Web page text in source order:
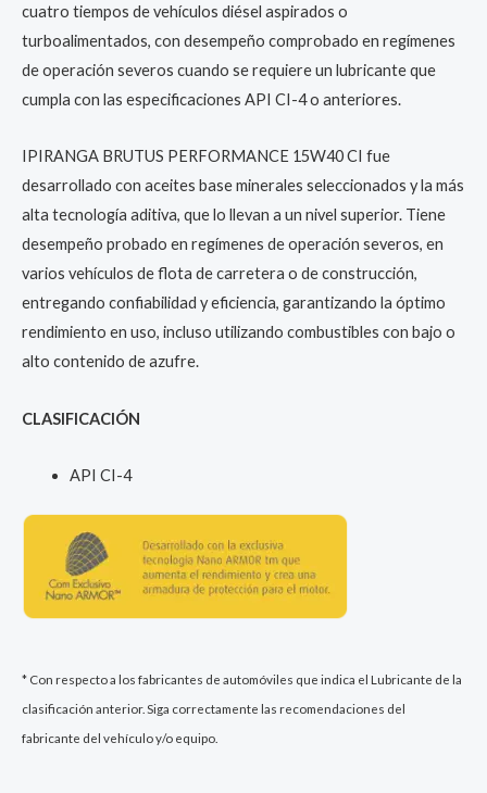
cuatro tiempos de vehículos diésel aspirados o
turboalimentados, con desempeño comprobado en regímenes
de operación severos cuando se requiere un lubricante que
cumpla con las especificaciones API CI-4 o anteriores.
IPIRANGA BRUTUS PERFORMANCE 15W40 CI fue
desarrollado con aceites base minerales seleccionados y la más
alta tecnología aditiva, que lo llevan a un nivel superior. Tiene
desempeño probado en regímenes de operación severos, en
varios vehículos de flota de carretera o de construcción,
entregando confiabilidad y eficiencia, garantizando la óptimo
rendimiento en uso, incluso utilizando combustibles con bajo o
alto contenido de azufre.
CLASIFICACIÓN
API CI-4
* Con respecto a los fabricantes de automóviles que indica el Lubricante de la
clasificación anterior. Siga correctamente las recomendaciones del
fabricante del vehículo y/o equipo.